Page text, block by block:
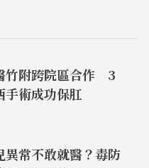
竹附跨院區合作 3
手術成功保肛
異常不敢就醫？毒防